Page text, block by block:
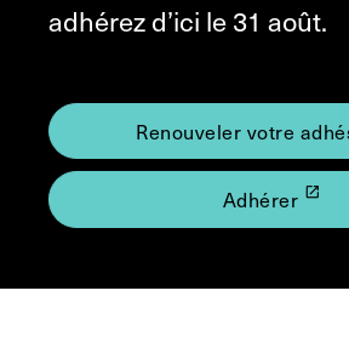
adhérez d’ici le 31 août.
Renouveler votre
Adhérer launch